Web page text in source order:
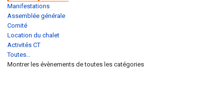
Manifestations
Assemblée générale
Comité
Location du chalet
Activités CT
Toutes…
Montrer les évènements de toutes les catégories